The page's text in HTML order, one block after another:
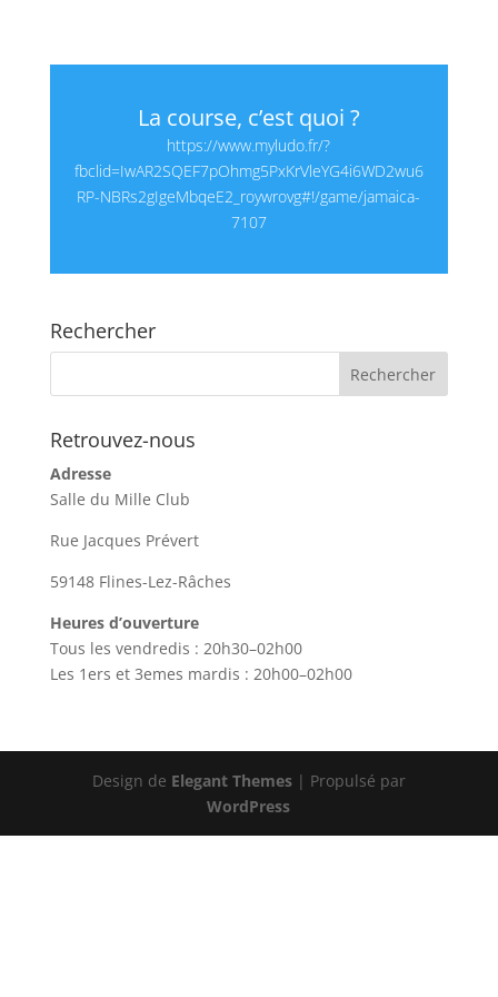
La course, c’est quoi ?
https://www.myludo.fr/?
fbclid=IwAR2SQEF7pOhmg5PxKrVleYG4i6WD2wu6
RP-NBRs2gIgeMbqeE2_roywrovg#!/game/jamaica-
7107
Rechercher
Retrouvez-nous
Adresse
Salle du Mille Club
Rue Jacques Prévert
59148 Flines-Lez-Râches
Heures d’ouverture
Tous les vendredis : 20h30–02h00
Les 1ers et 3emes mardis : 20h00–02h00
Design de Elegant Themes| Propulsé par
WordPress